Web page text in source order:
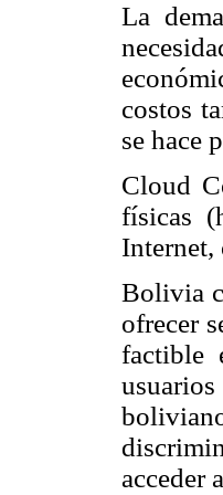
La
costos
se hace
Cloud
físicas
Internet,
Bolivia
ofrecer
factible
acceder